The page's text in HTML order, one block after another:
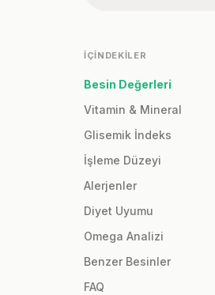
İÇINDEKILER
Besin Değerleri
Vitamin & Mineral
Glisemik İndeks
İşleme Düzeyi
Alerjenler
Diyet Uyumu
Omega Analizi
Benzer Besinler
FAQ